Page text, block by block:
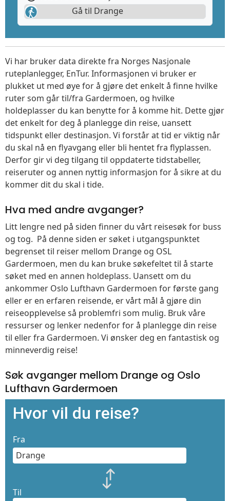
Gå til Drange
Vi har bruker data direkte fra Norges Nasjonale
ruteplanlegger, EnTur. Informasjonen vi bruker er
plukket ut med øye for å gjøre det enkelt å finne hvilke
ruter som går til/fra Gardermoen, og hvilke
holdeplasser du kan benytte for å komme hit. Dette gjør
det enkelt for deg å planlegge din reise, uansett
tidspunkt eller destinasjon. Vi forstår at tid er viktig når
du skal nå en flyavgang eller bli hentet fra flyplassen.
Derfor gir vi deg tilgang til oppdaterte tidstabeller,
reiseruter og annen nyttig informasjon for å sikre at du
kommer dit du skal i tide.
Hva med andre avganger?
Litt lengre ned på siden finner du vårt reisesøk for buss
og tog. På denne siden er søket i utgangspunktet
begrenset til reiser mellom Drange og OSL
Gardermoen, men du kan bruke søkefeltet til å starte
søket med en annen holdeplass. Uansett om du
ankommer Oslo Lufthavn Gardermoen for første gang
eller er en erfaren reisende, er vårt mål å gjøre din
reiseopplevelse så problemfri som mulig. Bruk våre
ressurser og lenker nedenfor for å planlegge din reise
til eller fra Gardermoen. Vi ønsker deg en fantastisk og
minneverdig reise!
Søk avganger mellom Drange og Oslo
Lufthavn Gardermoen
Hvor vil du reise?
Fra
Til